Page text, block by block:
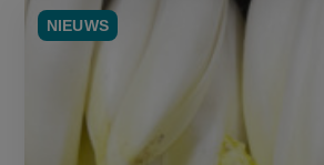
NIEUWS